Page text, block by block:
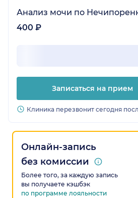
Анализ мочи по
400 ₽
Записаться на прием
Клиника перезвонит сегодня
Онлайн-запись
без комиссии
Более того, за каждую запись
вы получаете кэшбэк
по программе лояльности